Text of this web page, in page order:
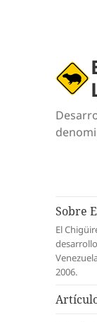
Sobre
El
2006.